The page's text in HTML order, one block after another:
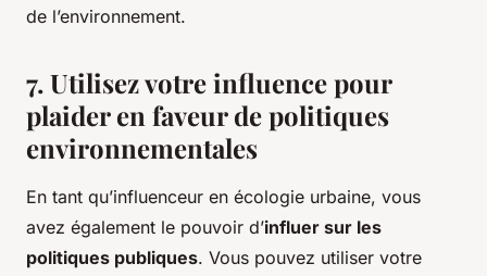
de l’environnement.
7. Utilisez votre influence pour
plaider en faveur de politiques
environnementales
En tant qu’influenceur en écologie urbaine, vous
avez également le pouvoir d’influer sur les
politiques publiques. Vous pouvez utiliser votre